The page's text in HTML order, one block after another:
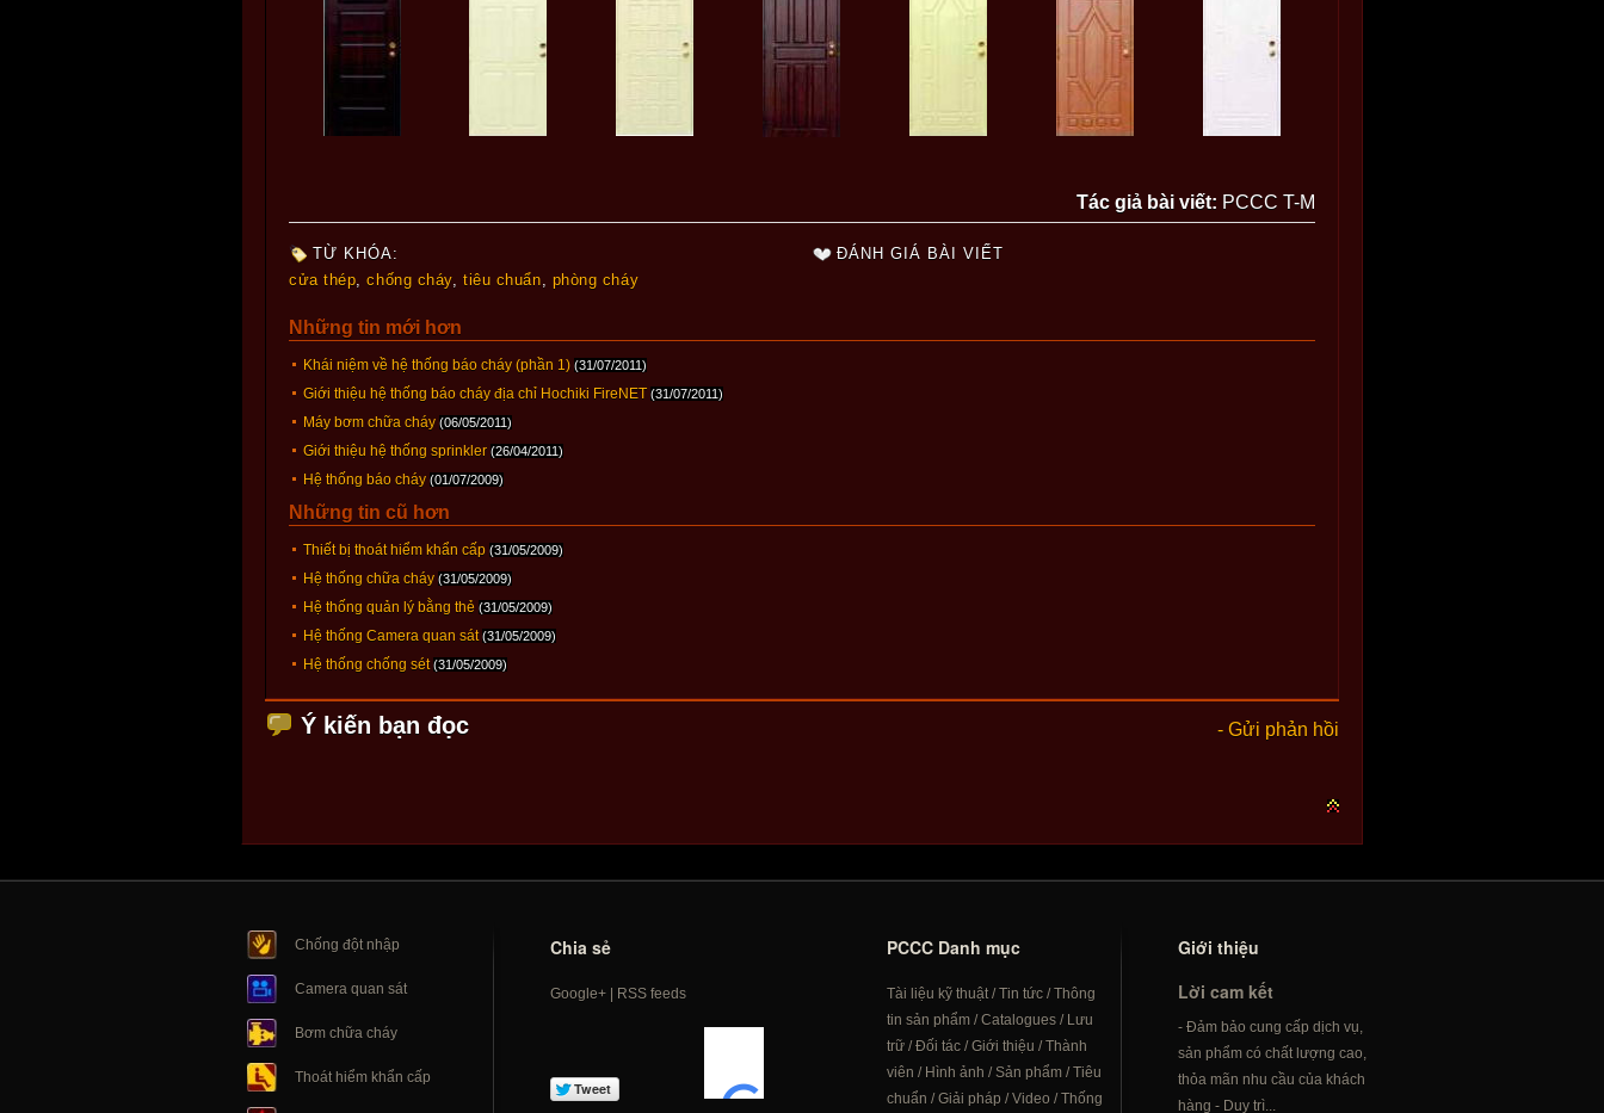
Tác giả bài viết: PCCC T-M
TỪ KHÓA:
cửa thép ,chống cháy,tiêu chuẩn phòng cháy
ĐÁNH GIÁ BÀI VIẾT
Những tin mới hơn
Khái niệm về hệ thống báo cháy (phần 1) (31/07/2011)
Giới thiệu hệ thống báo cháy địa chỉ Hochiki FireNET (31/07/2011)
Máy bơm chữa cháy (06/05/2011)
Giới thiệu hệ thống sprinkler (26/04/2011)
Hệ thống báo cháy (01/07/2009)
Những tin cũ hơn
Thiết bị thoát hiểm khẩn cấp (31/05/2009)
Hệ thống chữa cháy (31/05/2009)
Hệ thống quản lý bằng thẻ (31/05/2009)
Hệ thống Camera quan sát (31/05/2009)
Hệ thống chống sét (31/05/2009)
- Gửi phản hồi
Ý kiến bạn đọc
Chống đột nhập
Camera quan sát
Bơm chữa cháy
Thoát hiểm khẩn cấp
Chia sẻ
Google+| RSS feeds
PCCC Danh mục
Tài liệu kỹ thuật/Tin tức/Thông
tin sản phẩm/Catalogues/ Lưu
trữ/Đối tác/Giới thiệu /Thành
viên / Hình ảnh /Sản phẩm/Tiêu
chuẩn /Giải pháp /Video /Thống
Giới thiệu
Lời cam kết
- Đảm bảo cung cấp dịch vụ,
sản phẩm có chất lượng cao,
thỏa mãn nhu cầu của khách
hàng - Duy trì...